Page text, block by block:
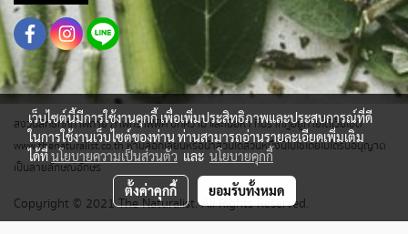
สงวนสิทธิ์ทุกภาพถ่าย ภาพกราฟฟิค บทความ และเนื้อหา ที่ปรากฎอยู่ภายใต้เว็บไซต์
www.thenaturalist.co.th ห้ามลอกเลียนหรือนำส่วนใดส่วนหนึ่งนี้ไปใช้โดยไม่ได้รับอนุญาต
เป็นลายลักษณ์อักษร
Copyright © 2021 The Naturalist. All Rights Reserved.
เว็บไซต์นี้มีการใช้งานคุกกี้ เพื่อเพิ่มประสิทธิภาพและประสบการณ์ที่ดี
ในการใช้งานเว็บไซต์ของท่าน ท่านสามารถอ่านรายละเอียดเพิ่มเติม
ได้ที่นโยบายความเป็นส่วนตัว และ นโยบายคุกกี้
ตั้งค่าคุกกี้ ยอมรับทั้งหมด